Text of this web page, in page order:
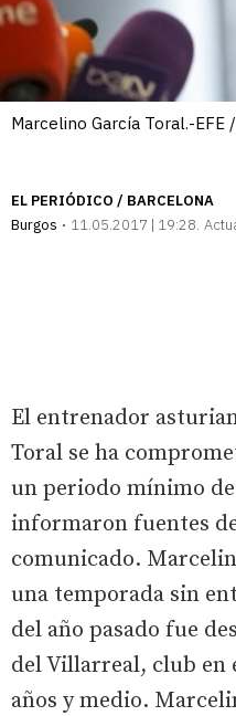
Marcelino García Toral.-EFE
EL PERIÓDICO / BARCELONA
Burgos
11.05.2017 | 19:28
El entrenador
Toral se ha
un periodo mínimo
informaron fuentes
comunicado.
una temporada sin
del año pasado fue
del Villarreal, club en
años y medio.